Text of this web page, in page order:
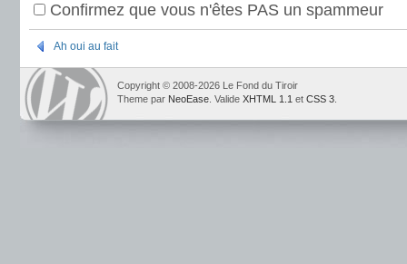
Confirmez que vous n'êtes PAS un spammeur
Ah oui au fait
Copyright © 2008-2026 Le Fond du Tiroir
Theme par NeoEase . Valide XHTML 1.1 et CSS 3